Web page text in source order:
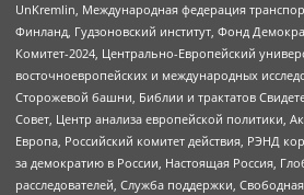
UnKremlin, Международная федерация
Финланд, Гудзоновский институт, Фонд
Комитет-2024, Центрально-Европейский
восточноевропейских и международных
Сторожевой башни, Библии и трактатов
Совет, Центр анализа европейской политики,
Европа, Российский комитет действия, РЭНД
за демократию в России, Настоящая Россия,
расследователей, Служба поддержки,